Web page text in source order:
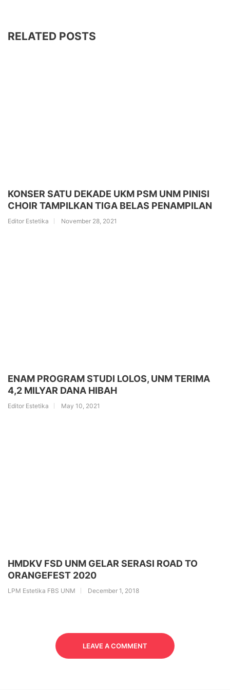
RELATED POSTS
KONSER SATU DEKADE UKM PSM UNM PINISI
CHOIR TAMPILKAN TIGA BELAS PENAMPILAN
Editor Estetika November 28, 2021
ENAM PROGRAM STUDI LOLOS, UNM TERIMA
4,2 MILYAR DANA HIBAH
Editor Estetika May 10, 2021
HMDKV FSD UNM GELAR SERASI ROAD TO
ORANGEFEST 2020
LPM Estetika FBS UNM December 1, 2018
LEAVE A COMMENT